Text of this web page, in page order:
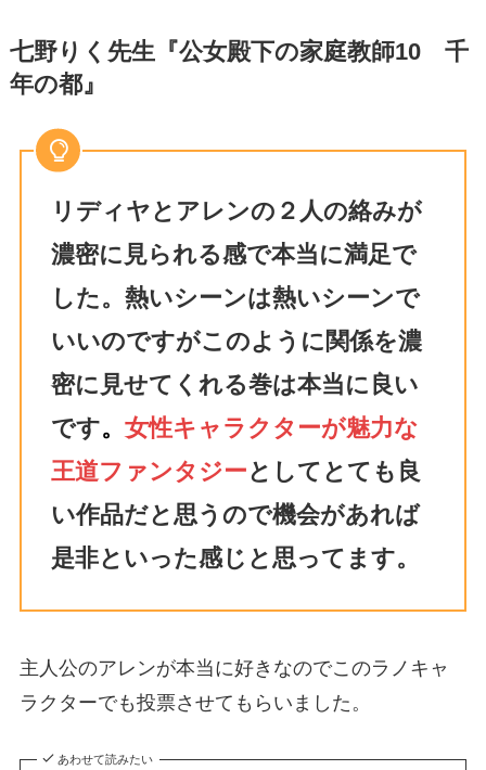
七野りく先生『公女殿下の家庭教師10 千
年の都』
リディヤとアレンの２人の絡みが
濃密に見られる感で本当に満足で
した。熱いシーンは熱いシーンで
いいのですがこのように関係を濃
密に見せてくれる巻は本当に良い
です。 女性キャラクターが魅力な
王道ファンタジーとしてとても良
い作品だと思うので機会があれば
是非といった感じと思ってます。
主人公のアレンが本当に好きなのでこのラノキャ
ラクターでも投票させてもらいました。
あわせて読みたい